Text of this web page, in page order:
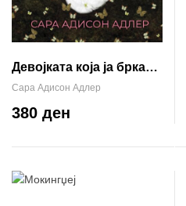
Девојката која ја бркаше
месечината
Сара Адисон Адлер
380 ден